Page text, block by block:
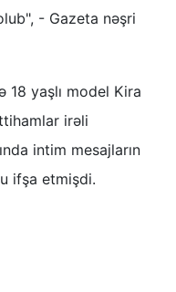
- Gazeta nəşri
18 yaşlı model Kira
irəli
intim mesajların
ifşa etmişdi.